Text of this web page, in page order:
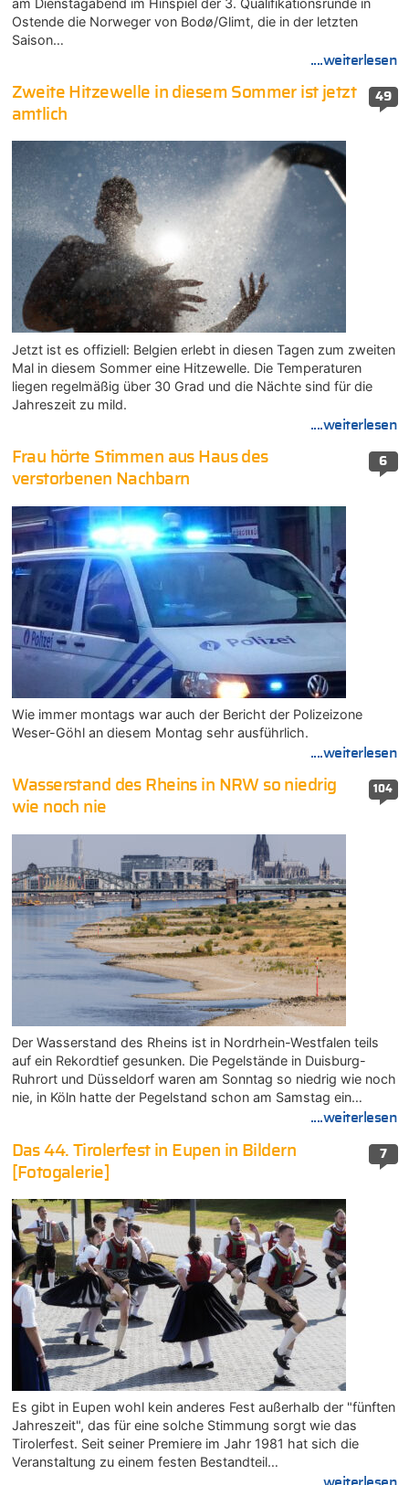
Ostende die Norweger von Bodø/Glimt, die in der letzten
Saison…
....weiterlesen
49
Zweite Hitzewelle in diesem Sommer ist jetzt
amtlich
Jetzt ist es offiziell: Belgien erlebt in diesen Tagen zum zweiten
Mal in diesem Sommer eine Hitzewelle. Die Temperaturen
liegen regelmäßig über 30 Grad und die Nächte sind für die
Jahreszeit zu mild.
....weiterlesen
6
Frau hörte Stimmen aus Haus des
verstorbenen Nachbarn
Wie immer montags war auch der Bericht der Polizeizone
Weser-Göhl an diesem Montag sehr ausführlich.
....weiterlesen
104
Wasserstand des Rheins in NRW so niedrig
wie noch nie
Der Wasserstand des Rheins ist in Nordrhein-Westfalen teils
auf ein Rekordtief gesunken. Die Pegelstände in Duisburg-
Ruhrort und Düsseldorf waren am Sonntag so niedrig wie noch
nie, in Köln hatte der Pegelstand schon am Samstag ein…
....weiterlesen
7
Das 44. Tirolerfest in Eupen in Bildern
[Fotogalerie]
Es gibt in Eupen wohl kein anderes Fest außerhalb der "fünften
Jahreszeit", das für eine solche Stimmung sorgt wie das
Tirolerfest. Seit seiner Premiere im Jahr 1981 hat sich die
Veranstaltung zu einem festen Bestandteil…